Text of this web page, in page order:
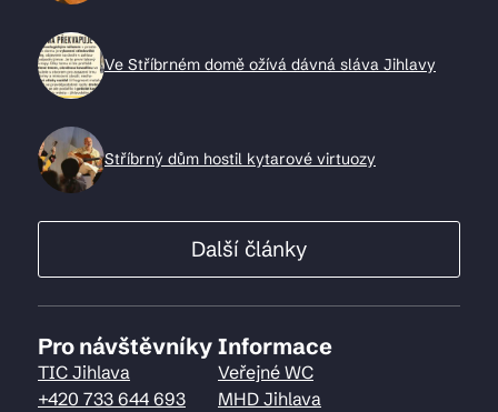
Ve Stříbrném domě ožívá dávná sláva Jihlavy
Stříbrný dům hostil kytarové virtuozy
Další články
Pro návštěvníky
TIC Jihlava
+420 733 644 693
Informace
Veřejné WC
MHD Jihlava